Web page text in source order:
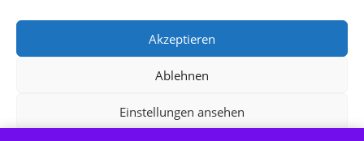
Akzeptieren
Ablehnen
Einstellungen ansehen
Copyright S Tesch Mode Itzehoe Enjoy the little
things! ALLE PREISE VERSTEHEN SICH INKLUSIVE